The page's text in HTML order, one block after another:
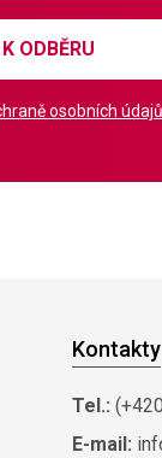
ODBĚRU
osobních údajů.
Kontakty
Tel.:
E-mail: